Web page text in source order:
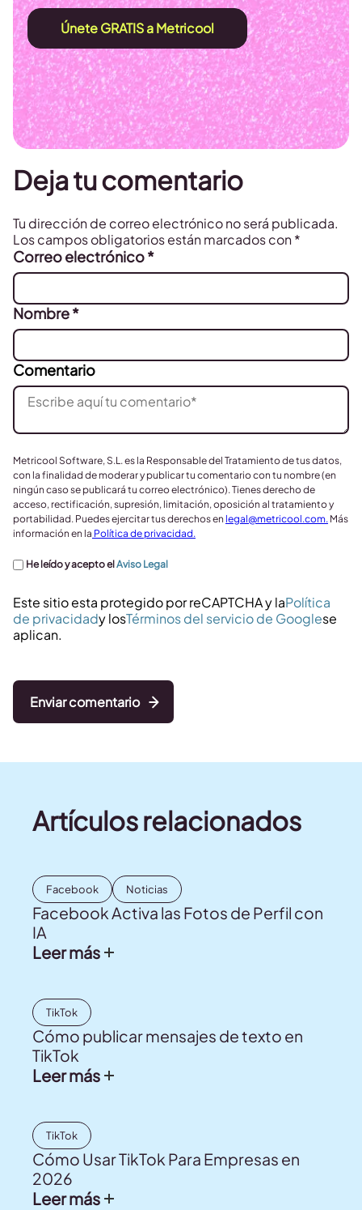
Únete GRATIS a Metricool
Deja tu comentario
Tu dirección de correo electrónico no será publicada.
Los campos obligatorios están marcados con*
Correo electrónico*
Nombre*
Comentario
Metricool Software, S.L. es la Responsable del Tratamiento de tus datos,
con la finalidad de moderar y publicar tu comentario con tu nombre (en
ningún caso se publicará tu correo electrónico). Tienes derecho de
acceso, rectificación, supresión, limitación, oposición al tratamiento y
portabilidad. Puedes ejercitar tus derechos en legal@metricool.com. Más
información en la Política de privacidad.
He leído y acepto elAviso Legal
Este sitio esta protegido por reCAPTCHA y laPolítica
de privacidady losTérminos del servicio de Googlese
aplican.
Enviar comentario
Artículos relacionados
Facebook Noticias
Facebook Activa las Fotos de Perfil con
IA
Leer más
TikTok
Cómo publicar mensajes de texto en
TikTok
Leer más
TikTok
Cómo Usar TikTok Para Empresas en
2026
Leer más